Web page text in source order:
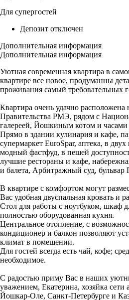
Для супергостей
Депозит отключен
Дополнительная информация
Дополнительная информация
Уютная современная квартира в
квартире все новое, продуманны
проживания самый требовательных
Квартира очень удачно
Правительства РМЭ, рядом с
галереей, Йошкиным котом и часами
Прямо в здании кулинария и кафе,
супермаркет EuroSpar, аптека, в
модный фастфуд, в пешей
лучшие рестораны и кафе,
и балета, Арбитражный суд, бульвар
В квартире с комфортом могут
Вас удобная двуспальная кровать и
Стол для работы с ноутбуком, шкаф
полностью оборудованная кухня.
Центральное отопление, с
кондиционер и балкон позволяют
климат в помещении.
Для гостей всегда есть чай, кофе;
необходимое.
С радостью приму Вас в наших
уважением, Екатерина, хозяйка
Йошкар-Оле, Санкт-Петербурге и